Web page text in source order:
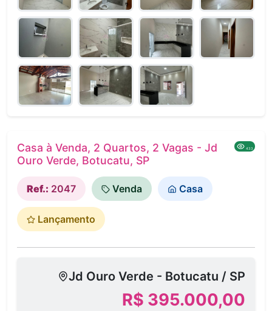
Casa à Venda, 2 Quartos, 2 Vagas - Jd
Ouro Verde, Botucatu, SP
433
Ref.: 2047 Venda Casa
Lançamento
Jd Ouro Verde - Botucatu / SP
R$ 395.000,00